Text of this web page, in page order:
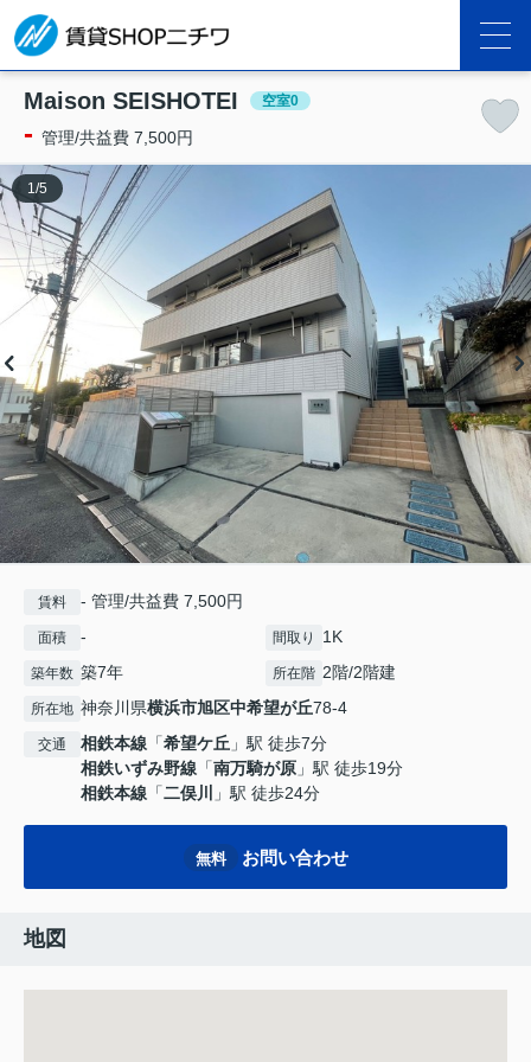
Maison SEISHOTEI 空室0
- 管理/共益費 7,500円
1 /5
賃料 - 管理/共益費 7,500円
面積 - 間取り 1K
築年数 築7年 所在階 2階/2階建
所在地 神奈川県横浜市旭区中希望が丘78-4
交通 相鉄本線 「希望ケ丘 」駅 徒歩7分
相鉄いずみ野線 「南万騎が原 」駅 徒歩19分
相鉄本線 「二俣川 」駅 徒歩24分
無料 お問い合わせ
地図